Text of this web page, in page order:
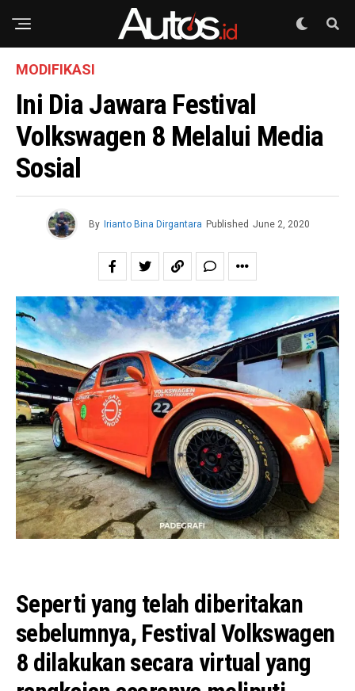
MODIFIKASI
Ini Dia Jawara Festival
Volkswagen 8 Melalui Media
Sosial
By Irianto Bina Dirgantara Published June 2, 2020
Seperti yang telah diberitakan
sebelumnya, Festival Volkswagen
8 dilakukan secara virtual yang